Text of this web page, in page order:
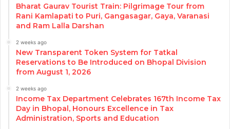
Bharat Gaurav Tourist Train: Pilgrimage Tour from
Rani Kamlapati to Puri, Gangasagar, Gaya, Varanasi
and Ram Lalla Darshan
2 weeks ago
New Transparent Token System for Tatkal
Reservations to Be Introduced on Bhopal Division
from August 1, 2026
2 weeks ago
Income Tax Department Celebrates 167th Income Tax
Day in Bhopal, Honours Excellence in Tax
Administration, Sports and Education